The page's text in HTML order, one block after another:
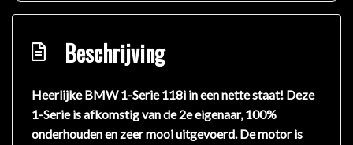
Beschrijving
Heerlijke BMW 1-Serie 118i in een nette staat! Deze
1-Serie is afkomstig van de 2e eigenaar, 100%
onderhouden en zeer mooi uitgevoerd. De motor is